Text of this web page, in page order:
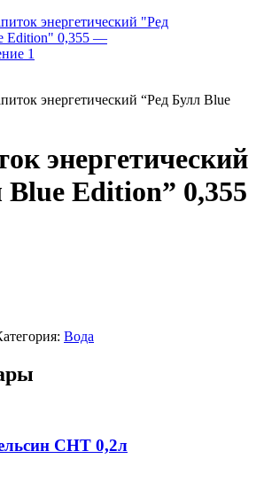
энергетический “Ред Булл Blue
энергетический
Blue Edition” 0,355
Вода
СНТ 0,2л